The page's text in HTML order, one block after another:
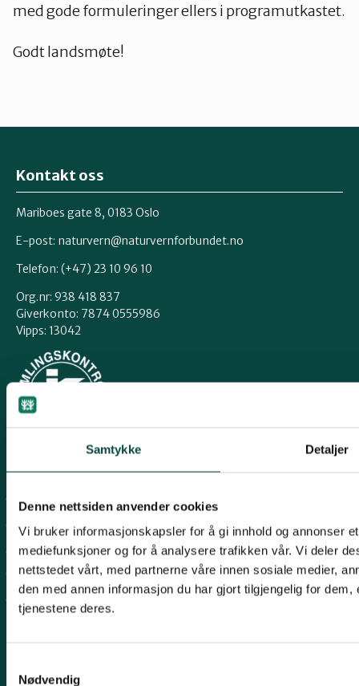
Samtykke Detaljer
Denne nettsiden anvender cookies
Vi bruker informasjonskapsler for å gi innhold og annonser
mediefunksjoner og for å analysere trafikken vår. Vi deler
nettstedet vårt, med partnerne våre innen sosiale medier,
den med annen informasjon du har gjort tilgjengelig for
tjenestene deres.
Nødvendig
med gode formuleringer ellers i programutkastet.
Godt landsmøte!
Kontakt oss
Mariboes gate 8, 0183 Oslo
E-post: naturvern@naturvernforbundet.no
Telefon: (+47) 23 10 96 10
Org.nr: 938 418 837
Giverkonto: 7874 0555986
Vipps: 13042
For tillitsvalgte
For presse
Personvern
Arkiv